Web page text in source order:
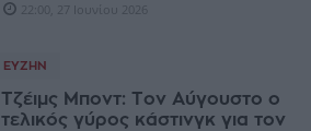
22:00, 27 Ιουνίου 2026
ΕΥΖΗΝ
Τζέιμς Μποντ: Τον Αύγουστο ο
τελικός γύρος κάστινγκ για τον